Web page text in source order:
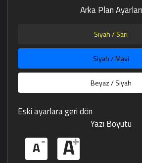
Arka Plan Ayarları
Siyah / Sarı
Siyah / Mavi
Beyaz / Siyah
Eski ayarlara geri dön
Yazı Boyutu
A- A+